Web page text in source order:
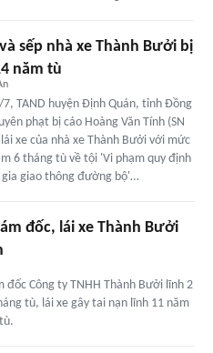
sếp nhà xe Thành Bưởi bị
năm tù
7, TAND huyện Định Quán, tỉnh Đồng
phạt bị cáo Hoàng Văn Tính (SN
xe của nhà xe Thành Bưởi với mức
6 tháng tù về tội 'Vi phạm quy định
giao thông đường bộ'…
đốc, lái xe Thành Bưởi
đốc Công ty TNHH Thành Bưởi lĩnh 2
tù, lái xe gây tai nạn lĩnh 11 năm